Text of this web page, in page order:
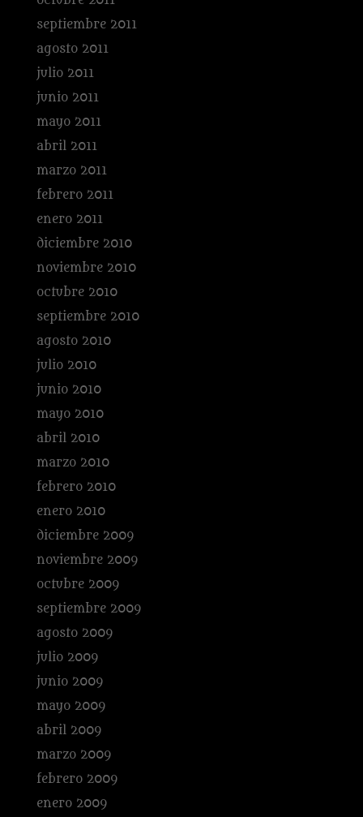
septiembre 2011
agosto 2011
julio 2011
junio 2011
mayo 2011
abril 2011
marzo 2011
febrero 2011
enero 2011
diciembre 2010
noviembre 2010
octubre 2010
septiembre 2010
agosto 2010
julio 2010
junio 2010
mayo 2010
abril 2010
marzo 2010
febrero 2010
enero 2010
diciembre 2009
noviembre 2009
octubre 2009
septiembre 2009
agosto 2009
julio 2009
junio 2009
mayo 2009
abril 2009
marzo 2009
febrero 2009
enero 2009